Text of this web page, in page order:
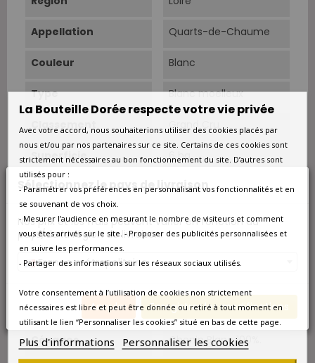
Sélectionnez le pays de livraison
Nos prix et les frais peuvent varier en fonction du
pays/de la région de livraison.
France métropolitaine
Annuler Enregistrer les modifications
Appellation Quarts-de-Chaume
Couleur Blanc
Type Blanc moelleux
Classement Grand Cru
Superficie 6 ha.
Sols
Schistes gréseux,
Âge Du Vignoble
Age moyen des vignes
Cépage Dominant Chenin
Cépages Chenin Blanc 100%.
La Bouteille Dorée respecte votre vie privée
Avec votre accord, nous souhaiterions utiliser des cookies placés par
nous et/ou par nos partenaires sur ce site. Certains de ces cookies sont
strictement nécessaires au bon fonctionnement du site. D’autres sont
utilisés pour :
- Paramétrer vos préférences en personnalisant vos fonctionnalités et en
se souvenant de vos choix.
- Mesurer l’audience en mesurant le nombre de visiteurs et comment
vous êtes arrivés sur le site. - Proposer des publicités personnalisées et
en suivre les performances.
- Partager des informations sur les réseaux sociaux utilisés.
Votre consentement à l’utilisation de cookies non strictement
nécessaires est libre et peut être donnée ou retiré à tout moment en
utilisant le lien “Personnaliser les cookies” situé en bas de cette page.
Plus d'informations Personnaliser les cookies